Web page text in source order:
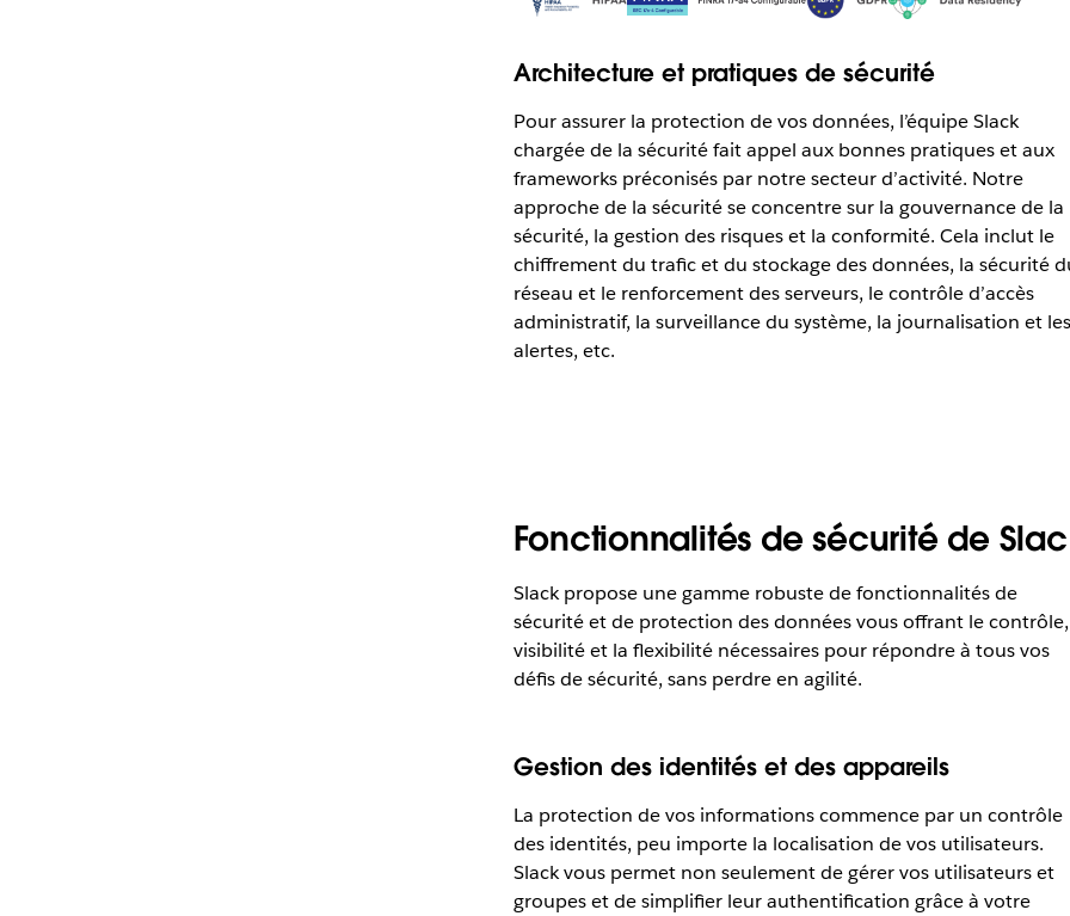
Architecture et pratiques de sécurité
Pour assurer la protection de vos données, l’équipe Slack
chargée de la sécurité fait appel aux bonnes pratiques et aux
frameworks préconisés par notre secteur d’activité. Notre
approche de la sécurité se concentre sur la gouvernance de la
sécurité, la gestion des risques et la conformité. Cela inclut le
chiffrement du trafic et du stockage des données, la sécurité
réseau et le renforcement des serveurs, le contrôle d’accès
administratif, la surveillance du système, la journalisation et les
alertes, etc.
Fonctionnalités de sécurité de
Slack propose une gamme robuste de fonctionnalités de
sécurité et de protection des données vous offrant le
visibilité et la flexibilité nécessaires pour répondre à tous vos
défis de sécurité, sans perdre en agilité.
Gestion des identités et des appareils
La protection de vos informations commence par un contrôle
des identités, peu importe la localisation de vos utilisateurs.
Slack vous permet non seulement de gérer vos utilisateurs et
groupes et de simplifier leur authentification grâce à votre